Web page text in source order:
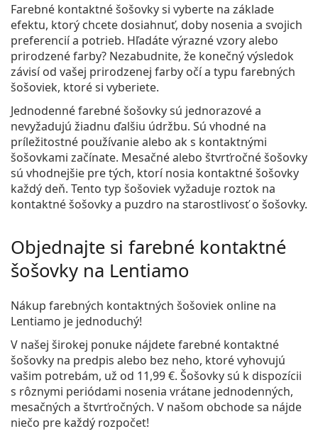
Farebné kontaktné šošovky si vyberte na základe
efektu, ktorý chcete dosiahnuť, doby nosenia a svojich
preferencií a potrieb. Hľadáte výrazné vzory alebo
prirodzené farby? Nezabudnite, že konečný výsledok
závisí od vašej prirodzenej farby očí a typu farebných
šošoviek, ktoré si vyberiete.
Jednodenné farebné šošovky sú jednorazové a
nevyžadujú žiadnu ďalšiu údržbu. Sú vhodné na
príležitostné používanie alebo ak s kontaktnými
šošovkami začínate. Mesačné alebo štvrťročné šošovky
sú vhodnejšie pre tých, ktorí nosia kontaktné šošovky
každý deň. Tento typ šošoviek vyžaduje roztok na
kontaktné šošovky a puzdro na starostlivosť o šošovky.
Objednajte si farebné kontaktné
šošovky na Lentiamo
Nákup farebných kontaktných šošoviek online na
Lentiamo je jednoduchý!
V našej širokej ponuke nájdete farebné kontaktné
šošovky na predpis alebo bez neho, ktoré vyhovujú
vašim potrebám, už od 11,99 €. Šošovky sú k dispozícii
s rôznymi periódami nosenia vrátane jednodenných,
mesačných a štvrťročných. V našom obchode sa nájde
niečo pre každý rozpočet!